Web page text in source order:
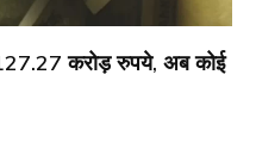
करोड़ रुपये, अब कोई